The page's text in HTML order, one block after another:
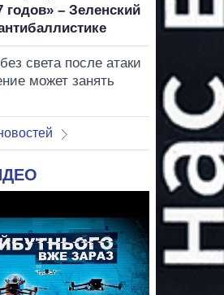
годов» – Зеленский
света после атаки
может занять